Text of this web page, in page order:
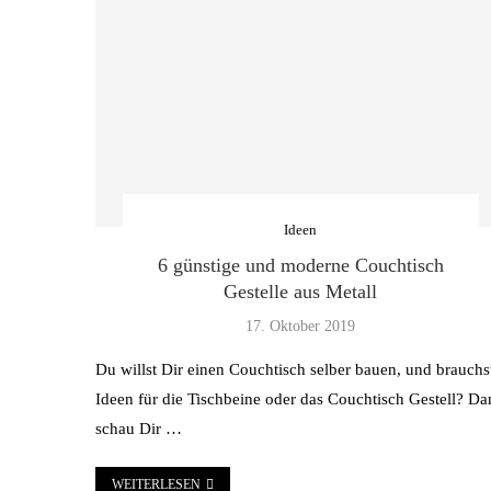
Ideen
6 günstige und moderne Couchtisch
Gestelle aus Metall
17. Oktober 2019
Du willst Dir einen Couchtisch selber bauen, und
Ideen für die Tischbeine oder das Couchtisch Gestell?
schau Dir …
WEITERLESEN